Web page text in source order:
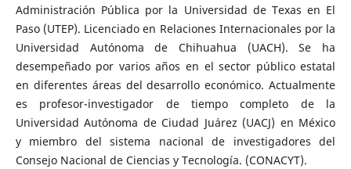
Administración Pública por la Universidad de Texas en El
Paso (UTEP). Licenciado en Relaciones Internacionales por la
Universidad Autónoma de Chihuahua (UACH). Se ha
desempeñado por varios años en el sector público estatal
en diferentes áreas del desarrollo económico. Actualmente
es profesor-investigador de tiempo completo de la
Universidad Autónoma de Ciudad Juárez (UACJ) en México
y miembro del sistema nacional de investigadores del
Consejo Nacional de Ciencias y Tecnología. (CONACYT).